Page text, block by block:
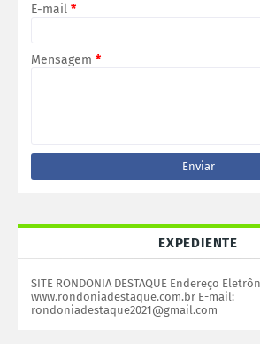
E-mail *
Mensagem *
EXPEDIENTE
SITE RONDONIA DESTAQUE Endereço
www.rondoniadestaque.com.br E-mail:
rondoniadestaque2021@gmail.com